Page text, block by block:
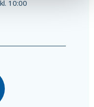
10:00